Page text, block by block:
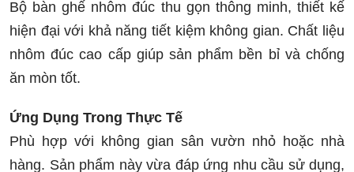
Bộ bàn ghế nhôm đúc thu gọn thông minh, thiết kế
hiện đại với khả năng tiết kiệm không gian. Chất liệu
nhôm đúc cao cấp giúp sản phẩm bền bỉ và chống
ăn mòn tốt.
Ứng Dụng Trong Thực Tế
Phù hợp với không gian sân vườn nhỏ hoặc nhà
hàng. Sản phẩm này vừa đáp ứng nhu cầu sử dụng,